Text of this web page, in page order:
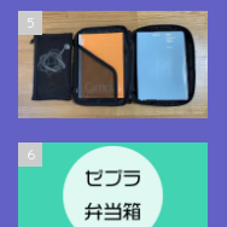
5
6